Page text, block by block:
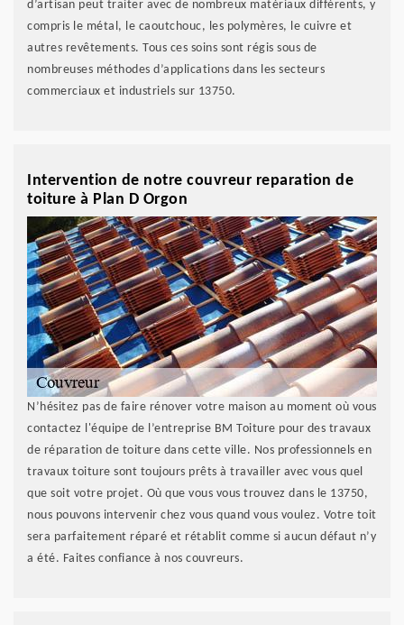
d’artisan peut traiter avec de nombreux matériaux différents, y
compris le métal, le caoutchouc, les polymères, le cuivre et
autres revêtements. Tous ces soins sont régis sous de
nombreuses méthodes d’applications dans les secteurs
commerciaux et industriels sur 13750.
Intervention de notre couvreur reparation de
toiture à Plan D Orgon
N’hésitez pas de faire rénover votre maison au moment où vous
contactez l'équipe de l’entreprise BM Toiture pour des travaux
de réparation de toiture dans cette ville. Nos professionnels en
travaux toiture sont toujours prêts à travailler avec vous quel
que soit votre projet. Où que vous vous trouvez dans le 13750,
nous pouvons intervenir chez vous quand vous voulez. Votre toit
sera parfaitement réparé et rétablit comme si aucun défaut n’y
a été. Faites confiance à nos couvreurs.